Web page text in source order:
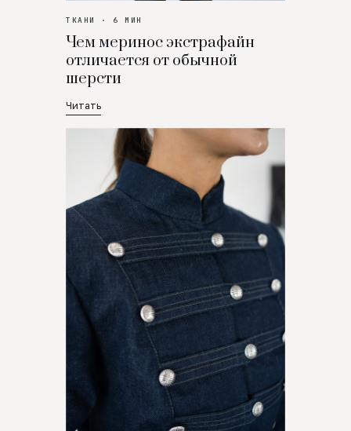
ТКАНИ · 6 МИН
Чем меринос экстрафайн
отличается от обычной
шерсти
Читать